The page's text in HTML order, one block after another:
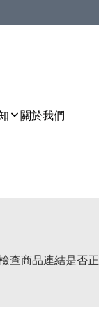
關於我們
查商品連結是否正